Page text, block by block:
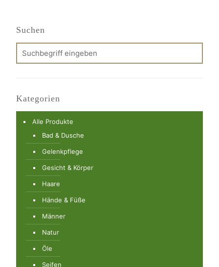
Suchen
Kategorien
Alle Produkte
Bad & Dusche
Gelenkpflege
Gesicht & Körper
Haare
Hände & Füße
Männer
Natur
Öle
Seifen